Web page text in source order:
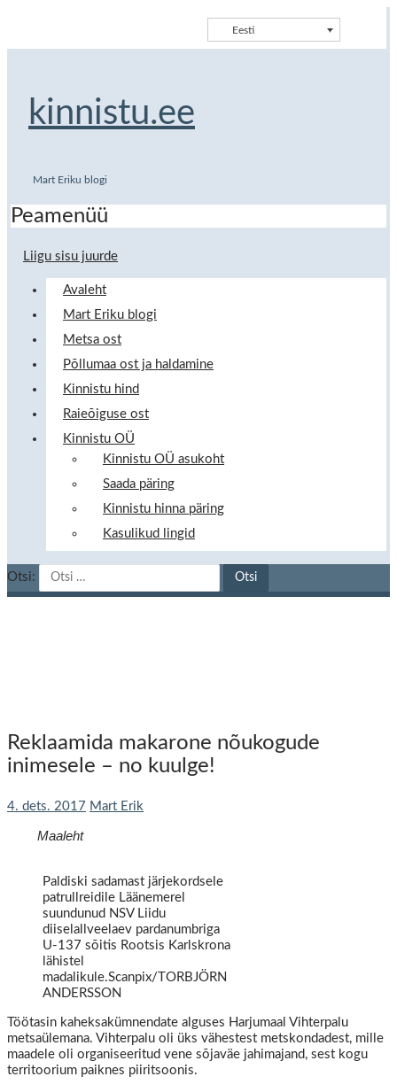
Eesti
kinnistu.ee
Mart Eriku blogi
Peamenüü
Liigu sisu juurde
Avaleht
Mart Eriku blogi
Metsa ost
Põllumaa ost ja haldamine
Kinnistu hind
Raieõiguse ost
Kinnistu OÜ
Kinnistu OÜ asukoht
Saada päring
Kinnistu hinna päring
Kasulikud lingid
Otsi:
Reklaamida makarone nõukogude
inimesele – no kuulge!
4. dets. 2017 Mart Erik
Maaleht
Paldiski sadamast järjekordsele
patrullreidile Läänemerel
suundunud NSV Liidu
diiselallveelaev pardanumbriga
U-137 sõitis Rootsis Karlskrona
lähistel
madalikule.Scanpix/TORBJÖRN
ANDERSSON
Töötasin kaheksakümnendate alguses Harjumaal Vihterpalu
metsaülemana. Vihterpalu oli üks vähestest metskondadest, mille
maadele oli organiseeritud vene sõjaväe jahimajand, sest kogu
territoorium paiknes piiritsoonis.